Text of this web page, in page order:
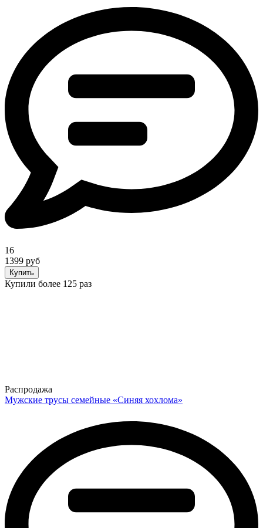
16
1399 руб
Купить
Купили более 125 раз
Распродажа
Мужские трусы семейные «Синяя хохлома»